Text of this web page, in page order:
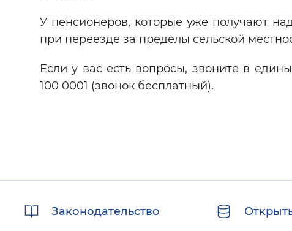
У пенсионеров, которые уже получают
при переезде за пределы сельской
Если у вас есть вопросы, звоните в
100 0001 (звонок бесплатный).
ссылкиЗаконодательство